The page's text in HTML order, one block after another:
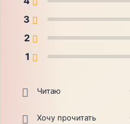
3
2
1
Читаю
Хочу прочитать